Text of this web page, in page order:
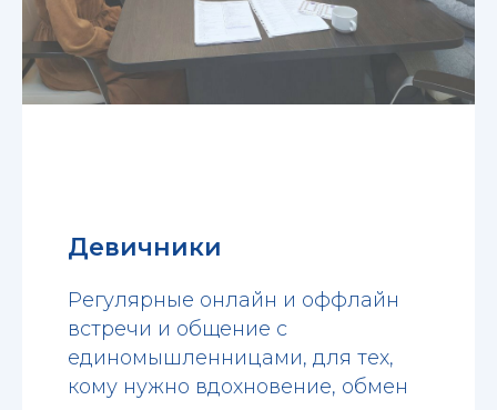
Девичники
Регулярные онлайн и оффлайн
встречи и общение с
единомышленницами, для тех,
кому нужно вдохновение, обмен